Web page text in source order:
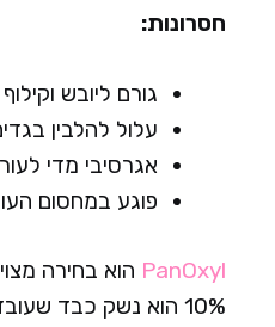
חסרונות:
גורם ליובש
עלול להלבין
אגרסיבי מדי
פוגע במחסום
PanOxyl הוא בחירה
10% הוא נשק כבד